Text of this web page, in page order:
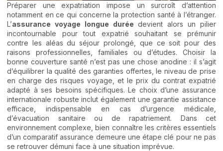
Préparer une expatriation impose un surcroît d’attention
notamment en ce qui concerne la protection santé à l’étranger.
L’assurance voyage longue durée devient alors un pilier
incontournable pour tout expatrié souhaitant se prémunir
contre les aléas du séjour prolongé, que ce soit pour des
raisons professionnelles, familiales ou d’études. Choisir la
bonne couverture santé n’est pas une chose anodine : il s’agit
d’équilibrer la qualité des garanties offertes, le niveau de prise
en charge des risques voyage, et le prix du contrat expatrié
adapté à ses besoins spécifiques. Le choix d’une assurance
internationale robuste inclut également une garantie assistance
efficace, indispensable en cas d’urgence médicale,
d’évacuation sanitaire ou de rapatriement. Dans cet
environnement complexe, bien connaître les critères essentiels
d’un comparatif assurance demeure une étape clé pour ne pas
se retrouver démuni face à une situation imprévue.